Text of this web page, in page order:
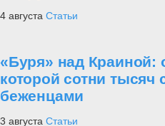
4 августа Статьи
«Буря» над Краиной:
которой сотни тысяч
беженцами
3 августа Статьи